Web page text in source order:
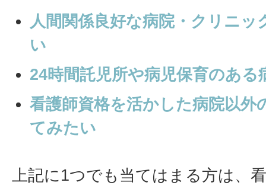
人間関係良好な病院・クリニッ
い
24時間託児所や病児保育のある
看護師資格を活かした病院以外
てみたい
上記に1つでも当てはまる方は、